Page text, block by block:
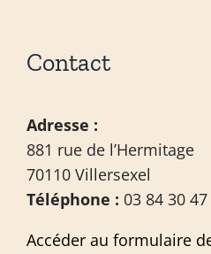
Contact
Adresse :
881 rue de l’Hermitage
70110 Villersexel
Téléphone : 03 84 30
Accéder au formulaire